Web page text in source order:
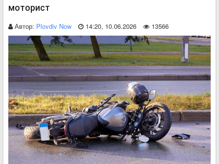
моторист
Автор: Plovdiv Now 14:20, 10.06.2026 13566